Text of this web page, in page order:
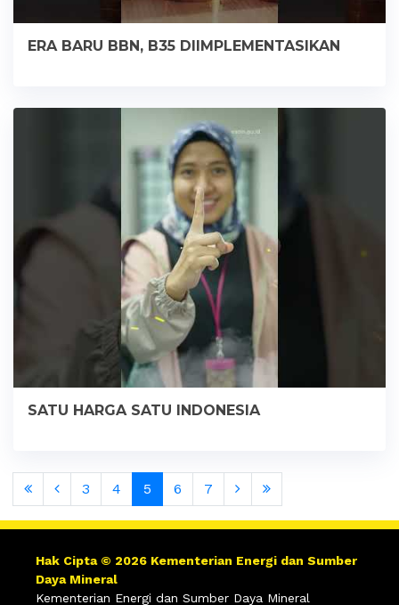
ERA BARU BBN, B35 DIIMPLEMENTASIKAN
SATU HARGA SATU INDONESIA
3 4 5 6 7
Hak Cipta © 2026 Kementerian Energi dan Sumber
Daya Mineral
Kementerian Energi dan Sumber Daya Mineral